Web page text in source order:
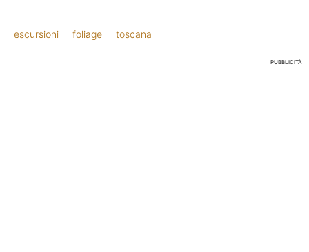
escursioni foliage toscana
PUBBLICITÀ